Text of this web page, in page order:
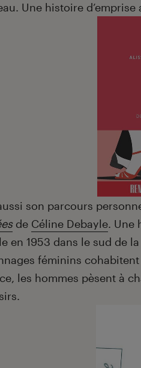
Une histoire
son parcours
de Céline Debayle. Une
en 1953 dans le sud de
féminins
les hommes pèsent à